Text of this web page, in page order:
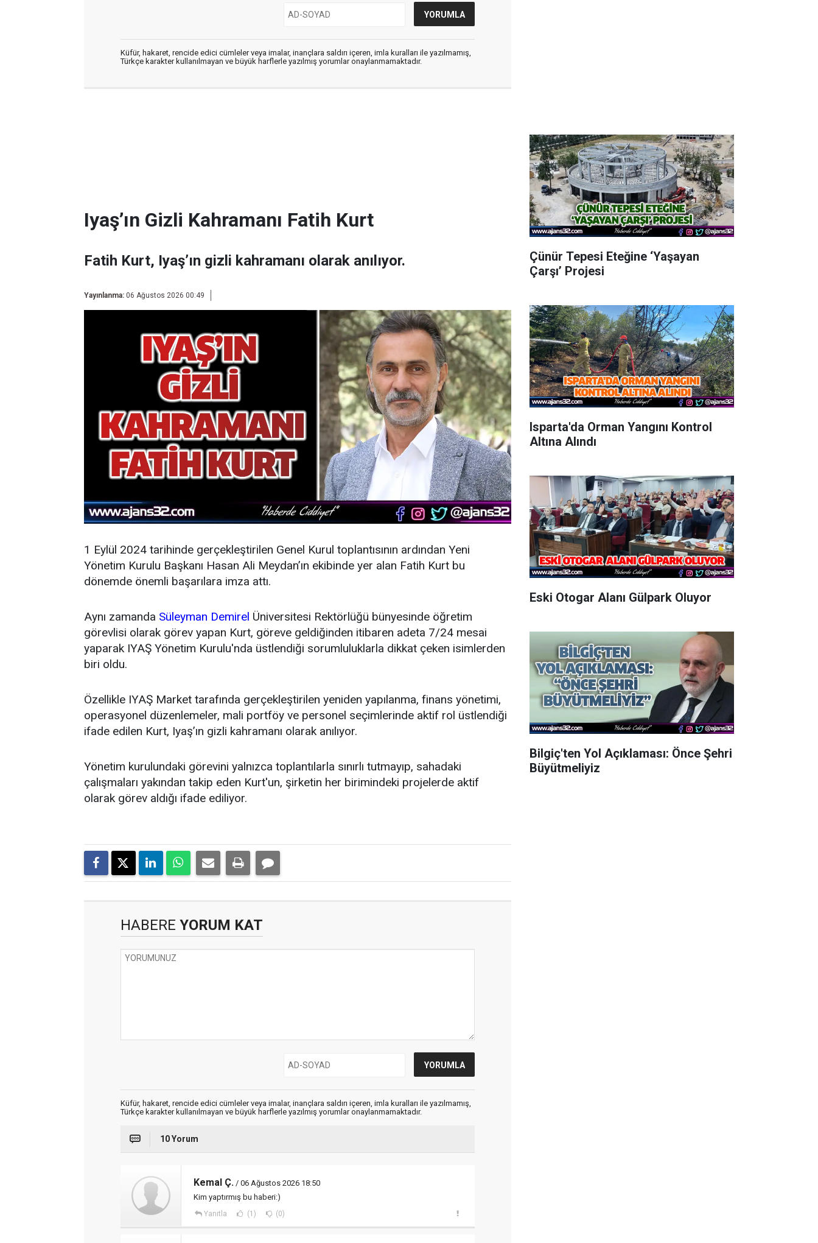
Küfür, hakaret, rencide edici cümleler veya imalar, inançlara saldırı içeren, imla kuralları ile yazılmamış,
Türkçe karakter kullanılmayan ve büyük harflerle yazılmış yorumlar onaylanmamaktadır.
Iyaş’ın Gizli Kahramanı Fatih Kurt
Fatih Kurt, Iyaş’ın gizli kahramanı olarak anılıyor.
Yayınlanma: 06 Ağustos 2026 00:49
1 Eylül 2024 tarihinde gerçekleştirilen Genel Kurul toplantısının ardından Yeni
Yönetim Kurulu Başkanı Hasan Ali Meydan’ın ekibinde yer alan Fatih Kurt bu
dönemde önemli başarılara imza attı.
Aynı zamanda Süleyman Demirel Üniversitesi Rektörlüğü bünyesinde öğretim
görevlisi olarak görev yapan Kurt, göreve geldiğinden itibaren adeta 7/24 mesai
yaparak IYAŞ Yönetim Kurulu'nda üstlendiği sorumluluklarla dikkat çeken isimlerden
biri oldu.
Özellikle IYAŞ Market tarafında gerçekleştirilen yeniden yapılanma, finans yönetimi,
operasyonel düzenlemeler, mali portföy ve personel seçimlerinde aktif rol üstlendiği
ifade edilen Kurt, Iyaş’ın gizli kahramanı olarak anılıyor.
Yönetim kurulundaki görevini yalnızca toplantılarla sınırlı tutmayıp, sahadaki
çalışmaları yakından takip eden Kurt'un, şirketin her birimindeki projelerde aktif
olarak görev aldığı ifade ediliyor.
HABERE YORUM KAT
Küfür, hakaret, rencide edici cümleler veya imalar, inançlara saldırı içeren, imla kuralları ile yazılmamış,
Türkçe karakter kullanılmayan ve büyük harflerle yazılmış yorumlar onaylanmamaktadır.
10 Yorum
Kemal Ç. / 06 Ağustos 2026 18:50
Kim yaptırmış bu haberi:)
Yanıtla (1) (0)
Çünür Tepesi Eteğine ‘Yaşayan
Çarşı’ Projesi
Isparta'da Orman Yangını Kontrol
Altına Alındı
Eski Otogar Alanı Gülpark Oluyor
Bilgiç'ten Yol Açıklaması: Önce Şehri
Büyütmeliyiz